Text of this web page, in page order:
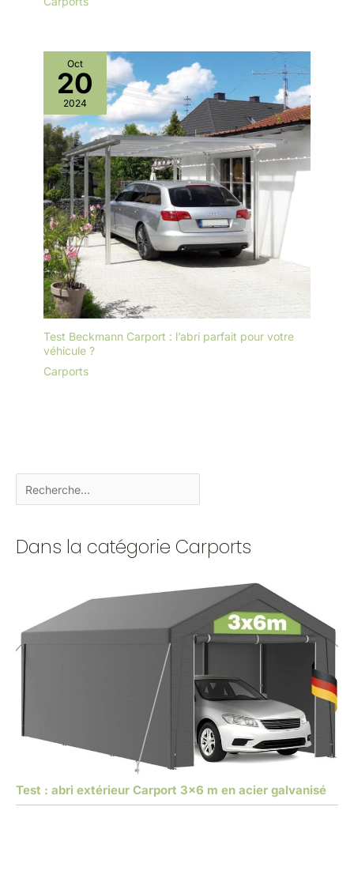
Oct
20
2024
Test Beckmann Carport : l’abri parfait pour votre
véhicule ?
Carports
Dans la catégorie Carports
Test : abri extérieur Carport 3×6 m en acier galvanisé